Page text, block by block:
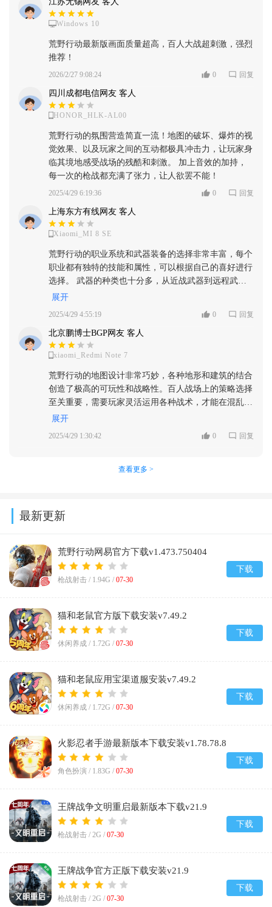
Windows 10
荒野行动最新版画面质量超高，百人大战超刺激，强烈
推荐！
2026/2/27 9:08:24 0 回复
四川成都电信网友 客人
HONOR_HLK-AL00
荒野行动的氛围营造简直一流！地图的破坏、爆炸的视
觉效果、以及玩家之间的互动都极具冲击力，让玩家身
临其境地感受战场的残酷和刺激。 加上音效的加持，
每一次的枪战都充满了张力，让人欲罢不能！
2025/4/29 6:19:36 0 回复
上海东方有线网友 客人
Xiaomi_MI 8 SE
荒野行动的职业系统和武器装备的选择非常丰富，每个
职业都有独特的技能和属性，可以根据自己的喜好进行
选择。 武器的种类也十分多，从近战武器到远程武
器，应有尽有，让玩家可以找到最适合自己的武器，并
展开
2025/4/29 4:55:19 0 回复
北京鹏博士BGP网友 客人
xiaomi_Redmi Note 7
荒野行动的地图设计非常巧妙，各种地形和建筑的结合
创造了极高的可玩性和战略性。百人战场上的策略选择
至关重要，需要玩家灵活运用各种战术，才能在混乱中
找到生存的机会。 游戏的节奏把握和团队配合也至关
展开
2025/4/29 1:30:42 0 回复
查看更多 >
最新更新
荒野行动网易官方下载v1.473.750404
枪战射击 / 1.94G / 07-30
下载
猫和老鼠官方版下载安装v7.49.2
休闲养成 / 1.72G / 07-30
下载
猫和老鼠应用宝渠道服安装v7.49.2
休闲养成 / 1.72G / 07-30
下载
火影忍者手游最新版本下载安装v1.78.78.8
角色扮演 / 1.83G / 07-30
下载
王牌战争文明重启最新版本下载v21.9
枪战射击 / 2G / 07-30
下载
王牌战争官方正版下载安装v21.9
枪战射击 / 2G / 07-30
下载